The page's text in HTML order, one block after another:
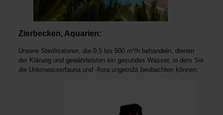
Zierbecken, Aquarien:
Unsere Sterilisatoren, die 0,5 bis 500 m³/h behandeln, dienen
der Klärung und gewährleisten ein gesundes Wasser, in dem Sie
die Unterwasserfauna und -flora unge­trübt beobachten können.